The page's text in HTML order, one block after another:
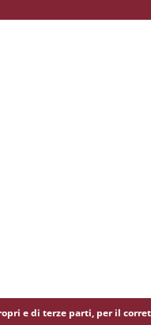
e di terze parti, per il